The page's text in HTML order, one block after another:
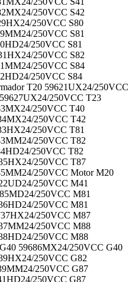
250VCC S42
250VCC S80
250VCC S81
250VCC S81
250VCC S82
250VCC S84
250VCC S84
T20 59621UX24/250VCC
250VCC T23
250VCC T40
250VCC T42
250VCC T81
250VCC T82
250VCC T82
250VCC T87
250VCC Motor M20
250VCC M41
250VCC M81
250VCC M81
250VCC M87
250VCC M88
250VCC M88
59686MX24/250VCC G40
250VCC G82
250VCC G87
250VCC G87